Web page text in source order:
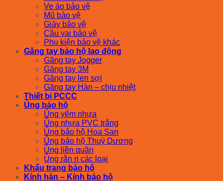
Ve áo bảo vệ
Mũ bảo vệ
Giày bảo vệ
Cầu vai bảo vệ
Phụ kiện bảo vệ khác
Găng tay bảo hộ lao động
Găng tay Jogger
Găng tay 3M
Găng tay len sợi
Găng tay Hàn – chịu nhiệt
Thiết bị PCCC
Ủng bảo hộ
Ủng yếm nhựa
Ủng nhựa PVC trắng
Ủng bảo hộ Hoa San
Ủng bảo hộ Thuỳ Dương
Ủng liền quần
Ủng rằn ri các loại
Khẩu trang bảo hộ
Kính hàn – Kính bảo hộ